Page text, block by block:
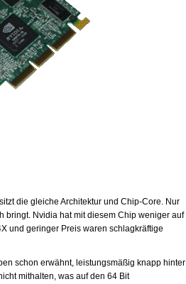
die gleiche Architektur und Chip-Core. Nur
bringt. Nvidia hat mit diesem Chip weniger auf
und geringer Preis waren schlagkräftige
schon erwähnt, leistungsmäßig knapp hinter
mithalten, was auf den 64 Bit